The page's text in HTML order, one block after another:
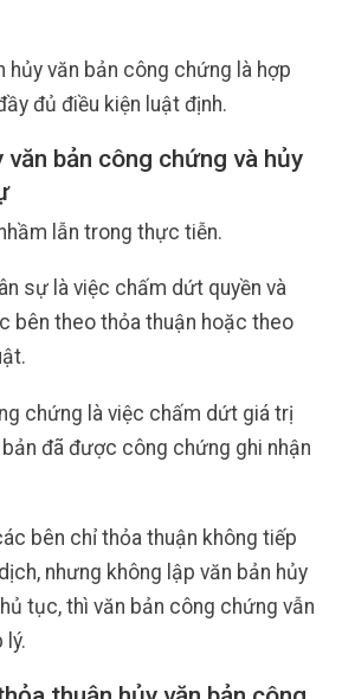
hủy văn bản công chứng là hợp
đủ điều kiện luật định.
văn bản công chứng và hủy
lẫn trong thực tiễn.
sự là việc chấm dứt quyền và
bên theo thỏa thuận hoặc theo
chứng là việc chấm dứt giá trị
đã được công chứng ghi nhận
bên chỉ thỏa thuận không tiếp
nhưng không lập văn bản hủy
tục, thì văn bản công chứng vẫn
lý.